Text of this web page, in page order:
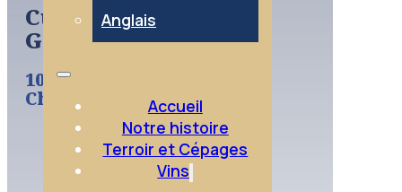
Anglais
Accueil
Notre histoire
Terroir et Cépages
Vins
Cuvée
Garance
100%
Chenin